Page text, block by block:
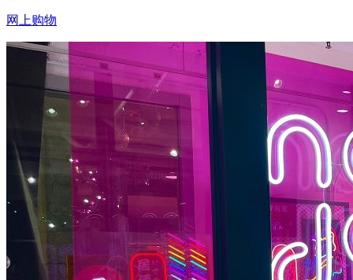
网上购物